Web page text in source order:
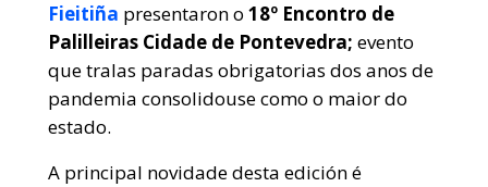
Fieitiña presentaron o 18º Encontro de
Palilleiras Cidade de Pontevedra; evento
que tralas paradas obrigatorias dos anos de
pandemia consolidouse como o maior do
estado.
A principal novidade desta edición é